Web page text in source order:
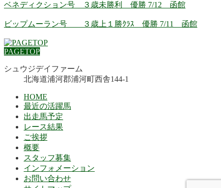
ベネディクション号 ３歳未勝利 優勝 7/12 函館
ビップムーラン号 ３歳上１勝ｸﾗｽ 優勝 7/11 函館
PAGETOP
シュウジデイファーム
北海道浦河郡浦河町西舎144-1
HOME
最近の活躍馬
出走馬予定
レース結果
ご挨拶
概要
スタッフ募集
インフォメーション
お問い合わせ